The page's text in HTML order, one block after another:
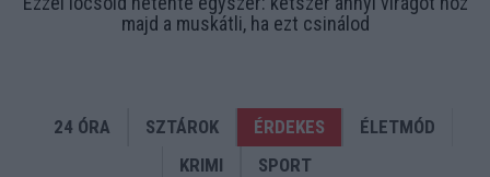
majd a muskátli, ha ezt csinálod
24 ÓRA SZTÁROK ÉRDEKES
ÉLETMÓD
KRIMI
SPORT